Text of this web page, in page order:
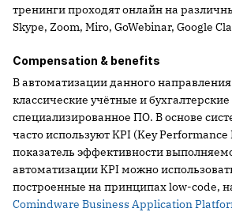
тренинги проходят онлайн на
Skype, Zoom, Miro, GoWebinar, Google
Сompensation & benefits
В автоматизации данного
классические учётные и
специализированное ПО. В основе
часто используют KPI (Key
показатель эффективности
автоматизации KPI можно
построенные на принципах low-code,
Comindware Business Application